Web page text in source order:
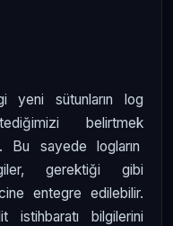
yeni sütunların log
belirtmek
Bu sayede logların
gerektiği gibi
entegre edilebilir.
istihbaratı bilgilerini